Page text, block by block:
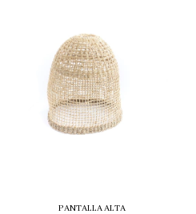
PANTALLA ALTA